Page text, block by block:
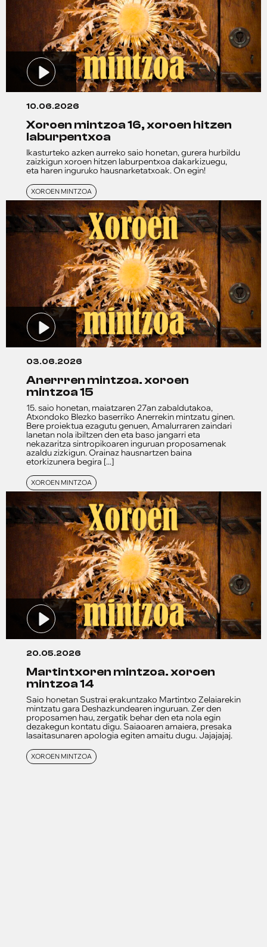
10.06.2026
xoroen mintzoa 16, xoroen hitzen
laburpentxoa
Ikasturteko azken aurreko saio honetan, gurera hurbildu
zaizkigun xoroen hitzen laburpentxoa dakarkizuegu,
eta haren inguruko hausnarketatxoak. On egin!
XOROEN MINTZOA
03.06.2026
anerrren mintzoa. xoroen
mintzoa 15
15. saio honetan, maiatzaren 27an zabaldutakoa,
Atxondoko BIezko baserriko Anerrekin mintzatu ginen.
Bere proiektua ezagutu genuen, Amalurraren zaindari
lanetan nola ibiltzen den eta baso jangarri eta
nekazaritza sintropikoaren inguruan proposamenak
azaldu zizkigun. Orainaz hausnartzen baina
etorkizunera begira [...]
XOROEN MINTZOA
20.05.2026
martintxoren mintzoa. xoroen
mintzoa 14
Saio honetan Sustrai erakuntzako Martintxo Zelaiarekin
mintzatu gara Deshazkundearen inguruan. Zer den
proposamen hau, zergatik behar den eta nola egin
dezakegun kontatu digu. Saiaoaren amaiera, presaka
lasaitasunaren apologia egiten amaitu dugu. Jajajajaj.
XOROEN MINTZOA